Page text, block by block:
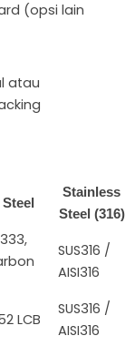
(opsi lain
atau
Stainless
Steel (316)
SUS316 /
AISI316
LCB
SUS316 /
AISI316